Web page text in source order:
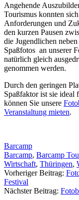
Angehende
Tourismus konnten
Anforderungen und
den kurzen Pausen
die Jugendlichen
Spaßfotos an unserer
natürlich gleich
genommen werden.
Durch den geringen
Spaßfaktor ist sie ideal
können Sie unsere
Veranstaltung mieten.
Barcamp
Barcamp, Barcamp
Wirtschaft, Thüringen,
Post
navigation
Vorheriger Beitrag:
Festival
Nächster Beitrag: